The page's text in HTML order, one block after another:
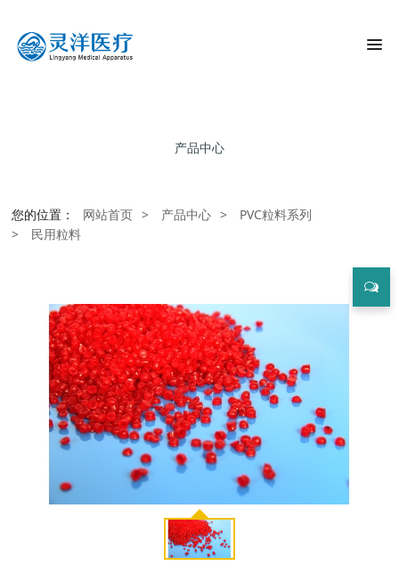
产品中心
您的位置： 网站首页 > 产品中心 >
PVC粒料系列
>
民用粒料